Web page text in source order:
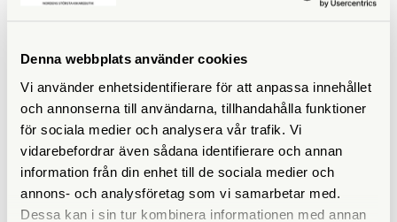
Denna webbplats använder cookies
Vi använder enhetsidentifierare för att anpassa innehållet
och annonserna till användarna, tillhandahålla funktioner
för sociala medier och analysera vår trafik. Vi
vidarebefordrar även sådana identifierare och annan
information från din enhet till de sociala medier och
annons- och analysföretag som vi samarbetar med.
Dessa kan i sin tur kombinera informationen med annan
Panasonic
Panasonic Lumix G9II + 12-
60/2,8-4,0 (Demoexemplar)
Panasonic
Panasonic Lumix S5 II + 20-
60/3,5-5,6